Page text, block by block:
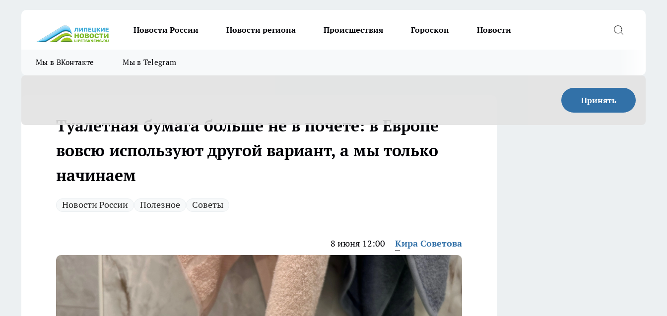
Новости России Новости региона Происшествия Гороскоп Новости
Мы в ВКонтакте Мы в Telegram
Принять
Туалетная бумага больше не в почете: в Европе
вовсю используют другой вариант, а мы только
начинаем
Новости России Полезное Советы
8 июня 12:00 Кира Советова